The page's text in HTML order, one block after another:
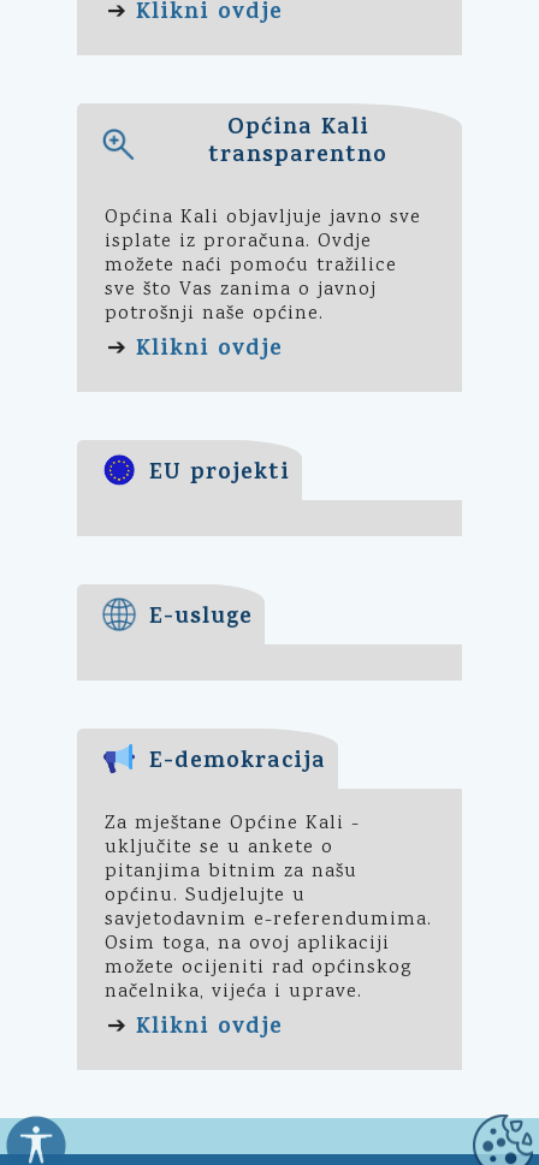
➔ Klikni ovdje
Općina Kali
transparentno
Općina Kali objavljuje javno sve
isplate iz proračuna. Ovdje
možete naći pomoću tražilice
sve što Vas zanima o javnoj
potrošnji naše općine.
➔ Klikni ovdje
EU projekti
E-usluge
E-demokracija
Za mještane Općine Kali -
uključite se u ankete o
pitanjima bitnim za našu
općinu. Sudjelujte u
savjetodavnim e-referendumima.
Osim toga, na ovoj aplikaciji
možete ocijeniti rad općinskog
načelnika, vijeća i uprave.
➔ Klikni ovdje